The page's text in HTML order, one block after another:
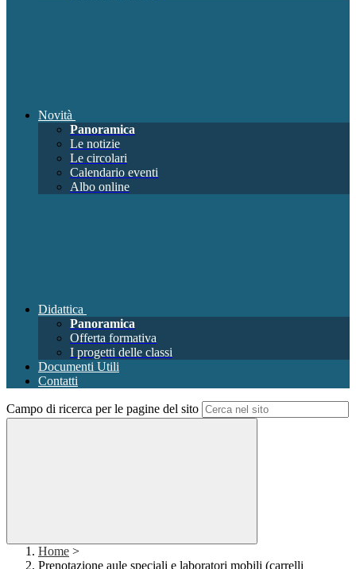
Novità
Panoramica
Le notizie
Le circolari
Calendario eventi
Albo online
Didattica
Panoramica
Offerta formativa
I progetti delle classi
Documenti Utili
Contatti
Campo di ricerca per le pagine del sito
Home >
Prenotazione aule speciali e laboratori mobili (carrelli